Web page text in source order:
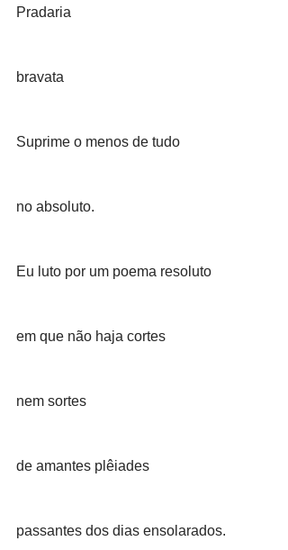
Pradaria
bravata
Suprime o menos de tudo
no absoluto.
Eu luto por um poema resoluto
em que não haja cortes
nem sortes
de amantes plêiades
passantes dos dias ensolarados.